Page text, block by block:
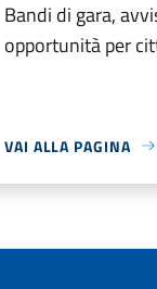
Bandi di gara,
opportunità per
VAI ALLA PAGINA